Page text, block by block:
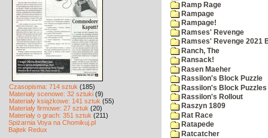
Czasopisma: 714 sztuk (185)
Materiały scenowe: 32 sztuki (9)
Materiały książkowe: 141 sztuk (55)
Materiały firmowe: 27 sztuk (20)
Materiały o grach: 351 sztuk (211)
Spiżarnia Voya na Chomikuj.pl
Bajtek Redux
Ramp Rage
Rampage
Rampage!
Ramses' Revenge
Ramses' Revenge 2021
Ranch, The
Ransack!
Rasen Maeher
Rassilon's Block Puzzle
Rassilon's Block Puzzles
Rassilon's Rollout
Raszyn 1809
Rat Race
Ratapede
Ratcatcher